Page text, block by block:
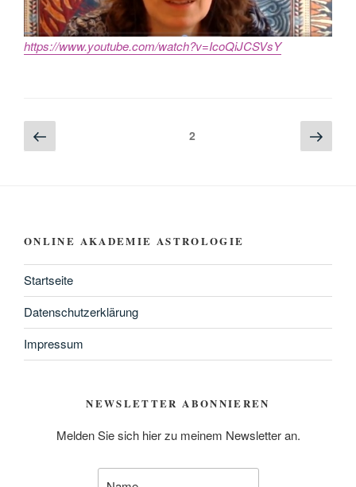
https://www.youtube.com/watch?v=IcoQiJCSVsY
Seitennummerierung
der
Previous
page
Page2 Next
page
ONLINE AKADEMIE ASTROLOGIE
Startseite
Datenschutzerklärung
Impressum
NEWSLETTER ABONNIEREN
Melden Sie sich hier zu meinem Newsletter an.